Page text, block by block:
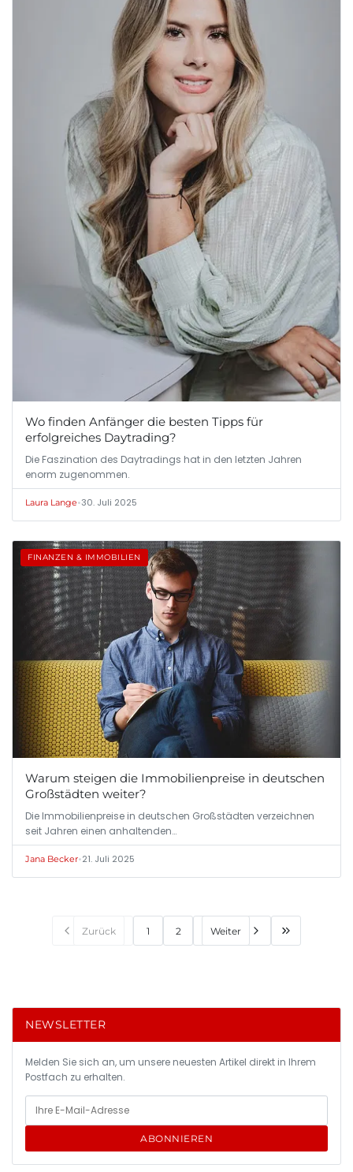
Wo finden Anfänger die besten Tipps für
erfolgreiches Daytrading?
Die Faszination des Daytradings hat in den letzten Jahren
enorm zugenommen.
Laura Lange•30. Juli 2025
FINANZEN & IMMOBILIEN
Warum steigen die Immobilienpreise in deutschen
Großstädten weiter?
Die Immobilienpreise in deutschen Großstädten verzeichnen
seit Jahren einen anhaltenden…
Jana Becker•21. Juli 2025
Zurück 1 2 Weiter
NEWSLETTER
Melden Sie sich an, um unsere neuesten Artikel direkt in Ihrem
Postfach zu erhalten.
ABONNIEREN